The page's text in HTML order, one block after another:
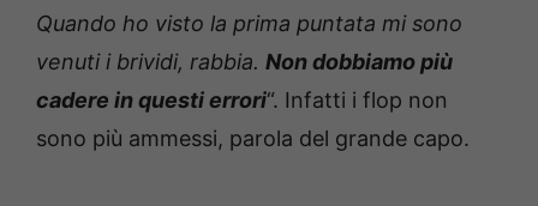
Quando ho visto la prima puntata mi sono
venuti i brividi, rabbia. Non dobbiamo più
cadere in questi errori“. Infatti i flop non
sono più ammessi, parola del grande capo.